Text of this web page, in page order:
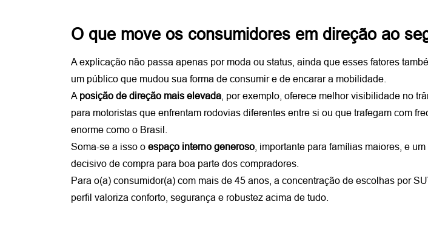
O que move os consumidores em direção ao
A explicação não passa apenas por moda ou status, ainda que esses fatores
um público que mudou sua forma de consumir e de encarar a mobilidade.
A posição de direção mais elevada , por exemplo, oferece melhor visibilidade no
para motoristas que enfrentam rodovias diferentes entre si ou que trafegam com
enorme como o Brasil.
Soma-se a isso o espaço interno generoso , importante para famílias maiores, e um
decisivo de compra para boa parte dos compradores.
Para o(a) consumidor(a) com mais de 45 anos, a concentração de escolhas por
perfil valoriza conforto, segurança e robustez acima de tudo.